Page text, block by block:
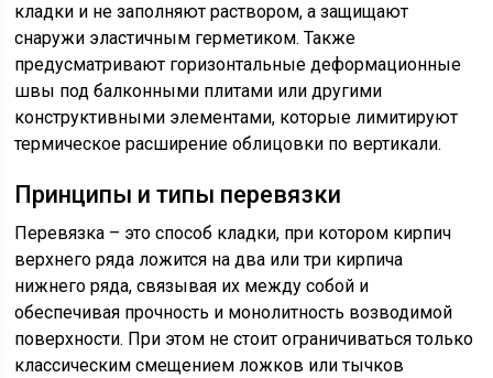
кладки и не заполняют раствором, а защищают
снаружи эластичным герметиком. Также
предусматривают горизонтальные деформационные
швы под балконными плитами или другими
конструктивными элементами, которые лимитируют
термическое расширение облицовки по вертикали.
Принципы и типы перевязки
Перевязка – это способ кладки, при котором кирпич
верхнего ряда ложится на два или три кирпича
нижнего ряда, связывая их между собой и
обеспечивая прочность и монолитность возводимой
поверхности. При этом не стоит ограничиваться только
классическим смещением ложков или тычков